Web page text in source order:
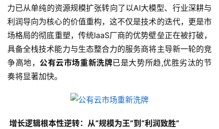
力已从单纯的资源规模扩张转向了以AI大模型、行业深耕与
利润导向为核心的价值重构，这不仅是技术的迭代，更是市
场格局的彻底重塑，传统IaaS厂商的优势壁垒正在被打破，
具备全栈技术能力与生态整合力的服务商将主导新一轮的竞
争高地， 公有云市场重新洗牌已是大势所趋,优胜劣汰的节
奏将显著加快。
增长逻辑根本性逆转：从“规模为王”到“利润致胜”